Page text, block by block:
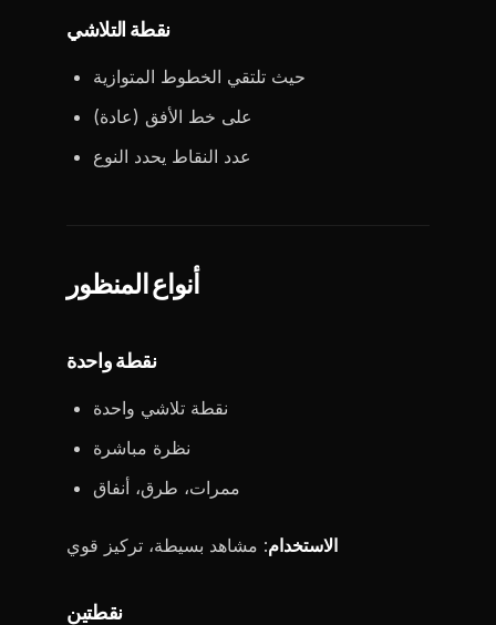
نقطة التلاشي
حيث تلتقي الخطوط المتوازية
على خط الأفق (عادة)
عدد النقاط يحدد النوع
أنواع المنظور
نقطة واحدة
نقطة تلاشي واحدة
نظرة مباشرة
ممرات، طرق، أنفاق
الاستخدام: مشاهد بسيطة، تركيز قوي
نقطتين